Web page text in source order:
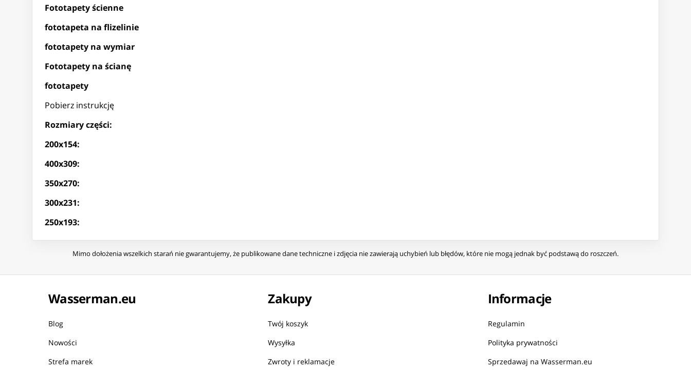
Fototapety ścienne
fototapeta na flizelinie
fototapety na wymiar
Fototapety na ścianę
fototapety
Pobierz instrukcję
Rozmiary części:
200x154:
400x309:
350x270:
300x231:
250x193:
Mimo dołożenia wszelkich starań nie gwarantujemy, że publikowane dane techniczne i zdjęcia nie zawierają uchybień lub błędów, które nie mogą jednak być podstawą do roszczeń.
Wasserman.eu
Blog
Nowości
Strefa marek
Zakupy
Twój koszyk
Wysyłka
Zwroty i reklamacje
Informacje
Regulamin
Polityka prywatności
Sprzedawaj na Wasserman.eu